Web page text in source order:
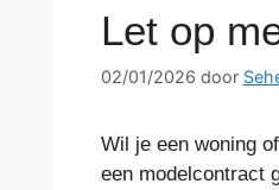
Let op
02/01/2026 door
Wil je een woning
een modelcontract